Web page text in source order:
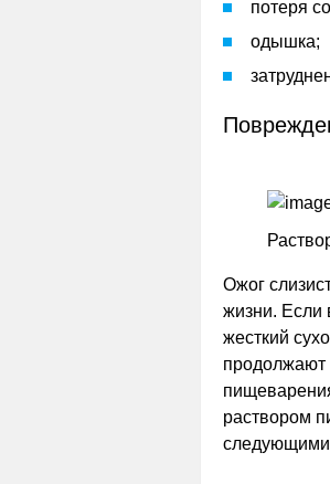
потеря
одышка;
Ожог
жизни. Если
жесткий
продолжают
раствором